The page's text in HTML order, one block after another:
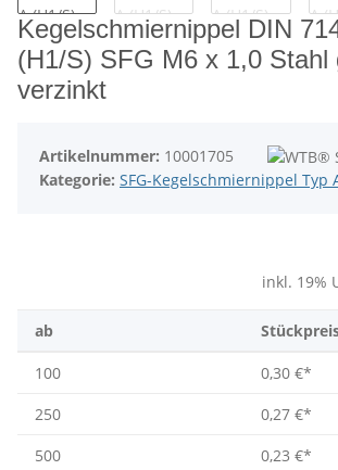
Kegelschmiernippel DIN
(H1/S) SFG M6 x 1,0 Stahl
verzinkt
Artikelnummer: 10001705
Kategorie: SFG-Kegelschmiernippel Typ
inkl. 19%
ab
100 0,30 €*
250
0,27 €*
500
0,23 €*